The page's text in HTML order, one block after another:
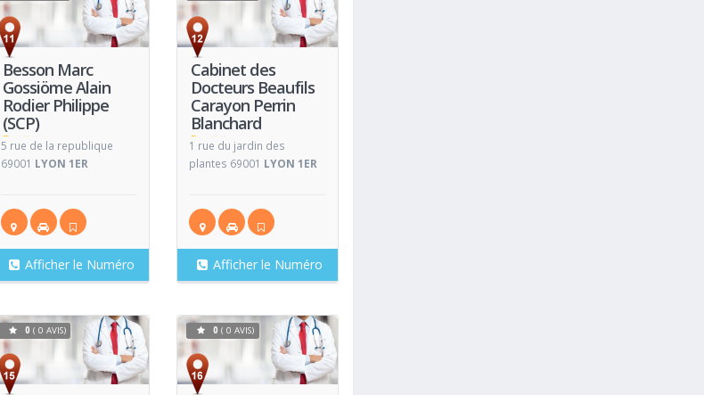
Besson Marc
Gossiöme Alain
Rodier Philippe
(SCP)
Dentiste
Voir
5 rue de la republique
69001 LYON 1ER
Afficher le Numéro
Cabinet des
Docteurs Beaufils
Carayon Perrin
Blanchard
Dentiste
Voir
Fiche
1 rue du jardin des
plantes 69001 LYON 1ER
Afficher le Numéro
Voir
0 ( 0 AVIS)
Voir
Fiche
0 ( 0 AVIS)